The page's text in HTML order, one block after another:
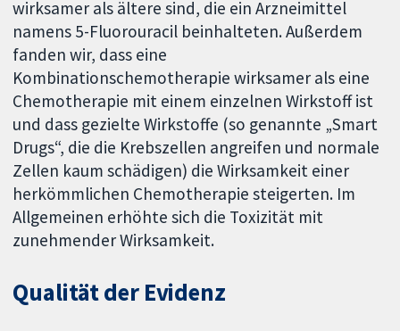
wirksamer als ältere sind, die ein Arzneimittel
namens 5-Fluorouracil beinhalteten. Außerdem
fanden wir, dass eine
Kombinationschemotherapie wirksamer als eine
Chemotherapie mit einem einzelnen Wirkstoff ist
und dass gezielte Wirkstoffe (so genannte „Smart
Drugs“, die die Krebszellen angreifen und normale
Zellen kaum schädigen) die Wirksamkeit einer
herkömmlichen Chemotherapie steigerten. Im
Allgemeinen erhöhte sich die Toxizität mit
zunehmender Wirksamkeit.
Qualität der Evidenz